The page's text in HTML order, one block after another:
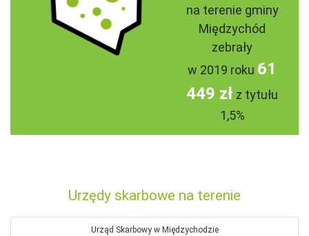
na terenie gminy
Międzychód
zebrały
w 2019 roku 61
449 zł z tytułu
1,5%
Urzędy skarbowe na terenie
Urząd Skarbowy w Międzychodzie